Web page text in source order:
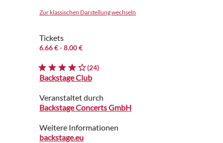
Zur klassischen Darstellung wechseln
Tickets
6.66 €- 8.00 €
(24)
Backstage Club
Veranstaltet durch
Backstage Concerts GmbH
Weitere Informationen
backstage.eu